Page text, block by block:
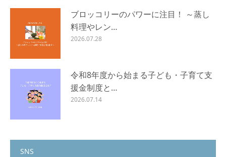
ブロッコリーのパワーに注目！ ～蒸し
料理やレン…
2026.07.28
令和8年度から始まる子ども・子育て支
援金制度と…
2026.07.14
SNS